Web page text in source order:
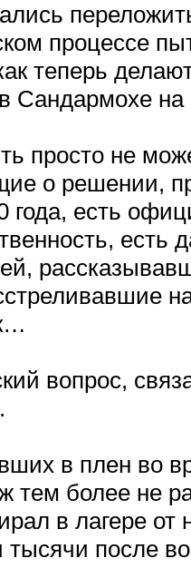
процессе
теперь
Сандармохе
просто не
о решении,
года, есть
есть
вопрос,
в плен во
тем более не
в лагере
тысячи после